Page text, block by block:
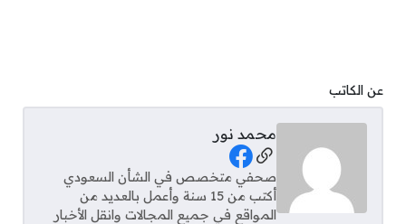
عن الكاتب
محمد نور
Social Links
صحفي متخصص في الشأن السعودي
أكتب من 15 سنة وأعمل بالعديد من
المواقع في جميع المجالات وانقل الأخبار